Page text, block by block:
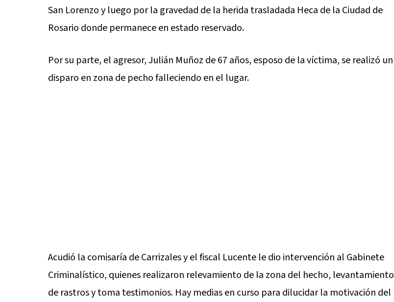
San Lorenzo y luego por la gravedad de la herida trasladada Heca de la Ciudad de
Rosario donde permanece en estado reservado.
Por su parte, el agresor, Julián Muñoz de 67 años, esposo de la víctima, se realizó un
disparo en zona de pecho falleciendo en el lugar.
Acudió la comisaría de Carrizales y el fiscal Lucente le dio intervención al Gabinete
Criminalístico, quienes realizaron relevamiento de la zona del hecho, levantamiento
de rastros y toma testimonios. Hay medias en curso para dilucidar la motivación del